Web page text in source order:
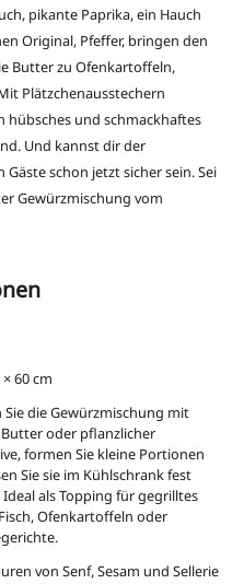
pikante Paprika, ein Hauch
Original, Pfeffer, bringen den
Butter zu Ofenkartoffeln,
Plätzchenausstechern
hübsches und schmackhaftes
Und kannst dir der
schon jetzt sicher sein. Sei
Gewürzmischung vom
× 60 cm
Sie die Gewürzmischung mit
oder pflanzlicher
formen Sie kleine Portionen
Sie sie im Kühlschrank fest
als Topping für gegrilltes
Ofenkartoffeln oder
von Senf, Sesam und Sellerie